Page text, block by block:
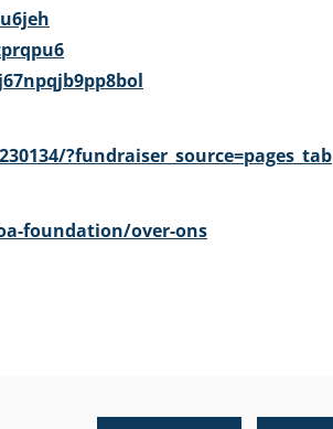
?fundraiser_source=pages_tab
foundation/over-ons